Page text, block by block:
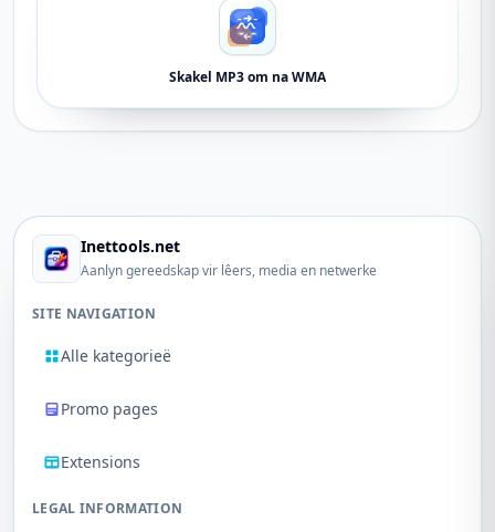
Skakel MP3 om na WMA
Inettools.net
Aanlyn gereedskap vir lêers, media en netwerke
SITE NAVIGATION
Alle kategorieë
Promo pages
Extensions
LEGAL INFORMATION